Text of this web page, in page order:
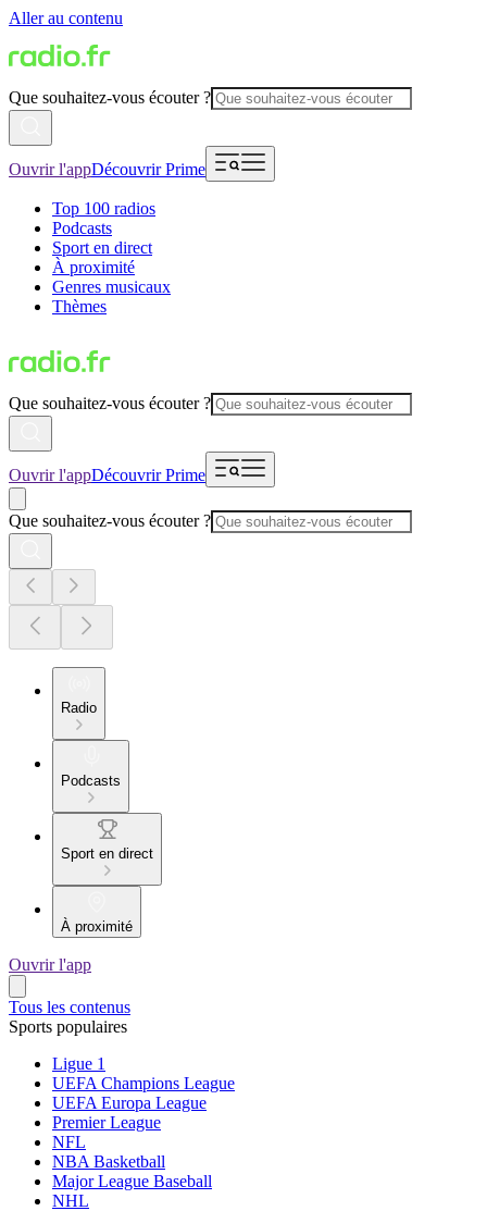
Aller au contenu
Que souhaitez-vous écouter ?
Ouvrir l'appDécouvrir Prime
Top 100 radios
Podcasts
Sport en direct
À proximité
Genres musicaux
Thèmes
Que souhaitez-vous écouter ?
Ouvrir l'appDécouvrir Prime
Que souhaitez-vous écouter ?
Radio
Podcasts
Sport en direct
À proximité
Ouvrir l'app
Tous les contenus
Sports populaires
Ligue 1
UEFA Champions League
UEFA Europa League
Premier League
NFL
NBA Basketball
Major League Baseball
NHL